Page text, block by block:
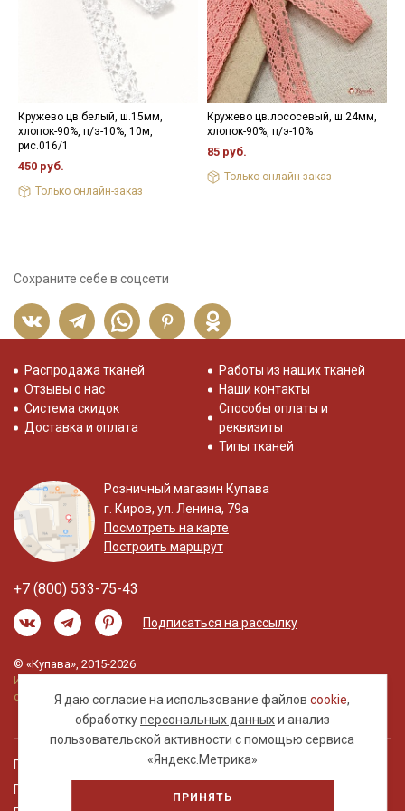
Кружево цв.белый, ш.15мм,
хлопок-90%, п/э-10%, 10м,
рис.016/1
450 руб.
Только онлайн-заказ
Кружево цв.лососевый, ш.24мм,
хлопок-90%, п/э-10%
85 руб.
Только онлайн-заказ
Сохраните себе в соцсети
Я даю согласие на использование файловcookie,
обработкуперсональных данныхи анализ
пользовательской активности с помощью сервиса
«Яндекс.Метрика»
ПРИНЯТЬ
Распродажа тканей
Отзывы о нас
Система скидок
Доставка и оплата
Работы из наших тканей
Наши контакты
Способы оплаты и
реквизиты
Типы тканей
Розничный магазин Купава
г. Киров, ул. Ленина, 79а
Посмотреть на карте
Построить маршрут
+7 (800) 533-75-43
Подписаться на рассылку
© «Купава», 2015-2026
Информация на сайте не является публичной
офертой.
Правовая информация
Политика обработки персональных данных